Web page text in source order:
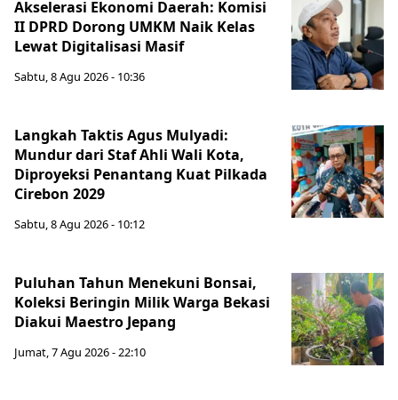
Akselerasi Ekonomi Daerah: Komisi
II DPRD Dorong UMKM Naik Kelas
Lewat Digitalisasi Masif
Sabtu, 8 Agu 2026 - 10:36
Langkah Taktis Agus Mulyadi:
Mundur dari Staf Ahli Wali Kota,
Diproyeksi Penantang Kuat Pilkada
Cirebon 2029
Sabtu, 8 Agu 2026 - 10:12
Puluhan Tahun Menekuni Bonsai,
Koleksi Beringin Milik Warga Bekasi
Diakui Maestro Jepang
Jumat, 7 Agu 2026 - 22:10